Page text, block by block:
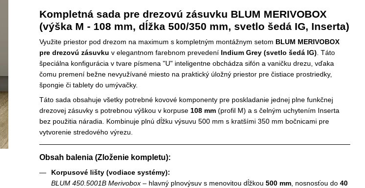
Kompletná sada pre drezovú zásuvku BLUM MERIVOBOX
(výška M - 108 mm, dĺžka 500/350 mm, svetlo šedá IG, Inserta)
Využite priestor pod drezom na maximum s kompletným montážnym setom BLUM MERIVOBOX
pre drezovú zásuvku v elegantnom farebnom prevedení Indium Grey (svetlo šedá IG) . Táto
špeciálna konfigurácia v tvare písmena "U" inteligentne obchádza sifón a vaničku drezu, vďaka
čomu premení bežne nevyužívané miesto na praktický úložný priestor pre čistiace prostriedky,
špongie či tablety do umývačky.
Táto sada obsahuje všetky potrebné kovové komponenty pre poskladanie jednej plne funkčnej
drezovej zásuvky s potrebnou výškou v korpuse 108 mm (profil M) a s čelným uchytením Inserta
bez použitia náradia. Kombinuje plnú dĺžku výsuvu 500 mm s kratšími 350 mm bočnicami pre
vytvorenie stredového výrezu.
Obsah balenia (Zloženie kompletu):
Korpusové lišty (vodiace systémy):
BLUM 450.5001B Merivobox – hlavný plnovýsuv s menovitou dĺžkou 500 mm, nosnosťou do 40